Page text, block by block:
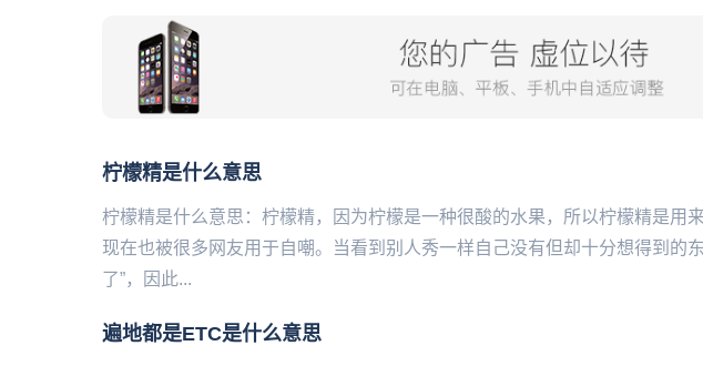
柠檬精是什么意思
柠檬精是什么意思：柠檬精，因为柠檬是一种很酸的水果，所以柠檬精是用
现在也被很多网友用于自嘲。当看到别人秀一样自己没有但却十分想得到的
了”，因此...
遍地都是ETC是什么意思